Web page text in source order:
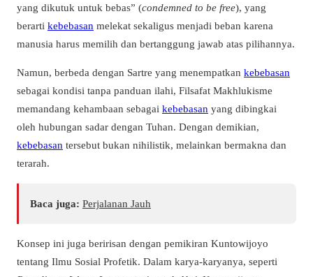
yang dikutuk untuk bebas” (condemned to be free), yang
berarti kebebasan melekat sekaligus menjadi beban karena
manusia harus memilih dan bertanggung jawab atas pilihannya.
Namun, berbeda dengan Sartre yang menempatkan kebebasan
sebagai kondisi tanpa panduan ilahi, Filsafat Makhlukisme
memandang kehambaan sebagai kebebasan yang dibingkai
oleh hubungan sadar dengan Tuhan. Dengan demikian,
kebebasan tersebut bukan nihilistik, melainkan bermakna dan
terarah.
Baca juga: Perjalanan Jauh
Konsep ini juga beririsan dengan pemikiran Kuntowijoyo
tentang Ilmu Sosial Profetik. Dalam karya-karyanya, seperti